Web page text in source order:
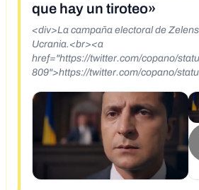
que hay un tiroteo»
<div>La campaña electoral de
Ucrania.<br><a
href="https://twitter.com/copano/
809">https://twitter.com/copano/